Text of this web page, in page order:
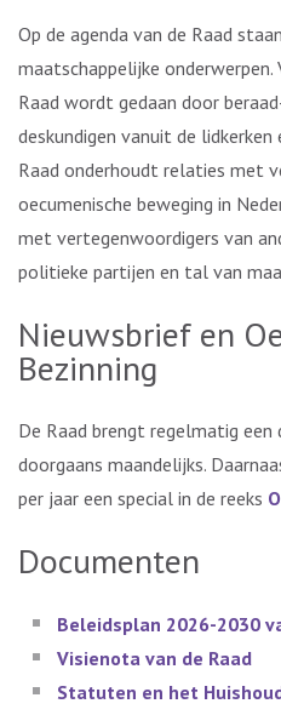
Op de agenda van de Raad
maatschappelijke
Raad wordt gedaan door
deskundigen vanuit de
Raad onderhoudt relaties met
oecumenische beweging in
met vertegenwoordigers van
politieke partijen en tal van
Nieuwsbrief en
Bezinning
De Raad brengt regelmatig een
doorgaans maandelijks.
per jaar een special in de reeks
Documenten
Beleidsplan 2026-2030
Visienota van de Raad
Statuten en het